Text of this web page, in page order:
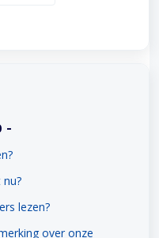
-
lezen?
over onze